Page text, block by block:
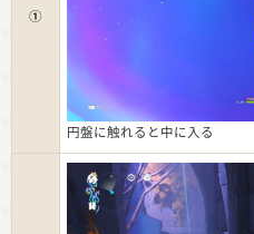
①
円盤に触れると中に入る